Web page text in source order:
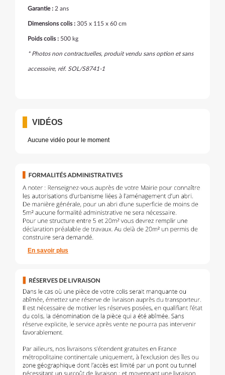
Garantie : 2 ans
Dimensions colis : 305 x 115 x 60 cm
Poids colis : 500 kg
* Photos non contractuelles, produit vendu sans option et sans
accessoire, réf. SOL/S8741-1
VIDÉOS
Aucune vidéo pour le moment
En savoir plus